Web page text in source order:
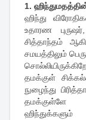
1.
ஹிந்து
உதாரண
சித்தாந்தம்
சமயத்திலும்
தமக்குள்
நுழைந்து
தமக்குள்ளே